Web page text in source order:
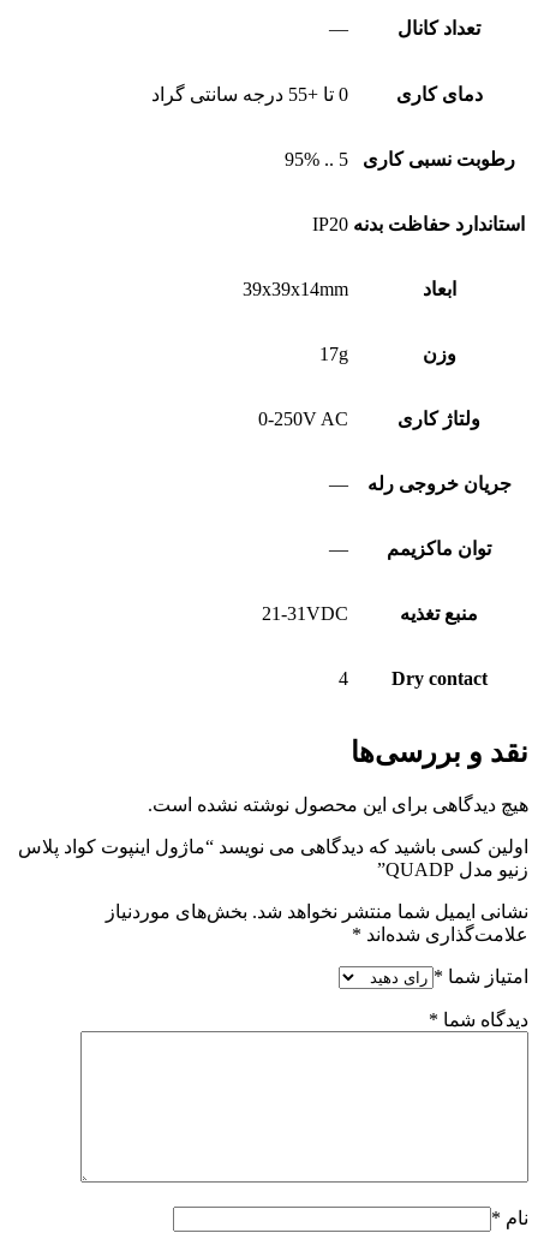
تعداد کانال —
دمای کاری 0 تا +55 درجه سانتی گراد
رطوبت نسبی کاری 5 .. 95%
استاندارد حفاظت بدنه IP20
ابعاد 39x39x14mm
وزن 17g
ولتاژ کاری 0-250V AC
جریان خروجی رله —
توان ماکزیمم —
منبع تغذیه 21-31VDC
Dry contact
4
نقد و بررسی‌ها
هیچ دیدگاهی برای این محصول نوشته نشده است.
اولین کسی باشید که دیدگاهی می نویسد “ماژول اینپوت کواد پلاس
زنیو مدل QUADP”
نشانی ایمیل شما منتشر نخواهد شد. بخش‌های موردنیاز
علامت‌گذاری شده‌اند *
امتیاز شما *
دیدگاه شما *
نام *